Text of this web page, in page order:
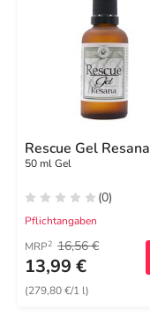
Rescue Gel Resana
50 ml Gel
(0)
Pflichtangaben
MRP2 16,56 €
13,99 €
(279,80 €/1 l)